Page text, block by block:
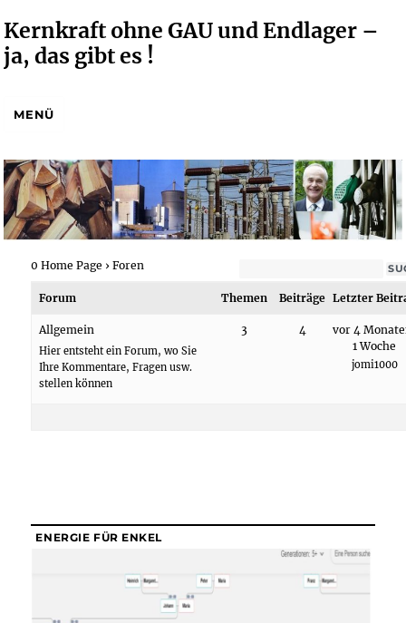
Kernkraft ohne GAU und Endlager –
ja, das gibt es !
MENÜ
0 Home Page › Foren
Forum Themen Beiträge Letzter
Allgemein
Hier entsteht ein Forum, wo Sie
Ihre Kommentare, Fragen usw.
stellen können
3 4
vor 4
1 Woche
jomi1000
ENERGIE FÜR ENKEL